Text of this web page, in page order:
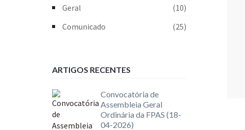
Geral
(10)
Comunicado
(25)
ARTIGOS RECENTES
Convocatória de
Assembleia Geral
Ordinária da FPAS (18-
04-2026)